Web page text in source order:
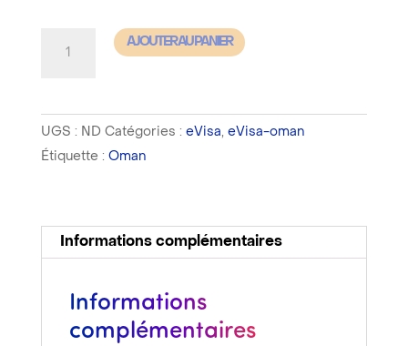
-
Oman
Simple
AJOUTER AU PANIER
UGS : ND Catégories : eVisa, eVisa-oman
Étiquette : Oman
Informations complémentaires
Informations
complémentaires